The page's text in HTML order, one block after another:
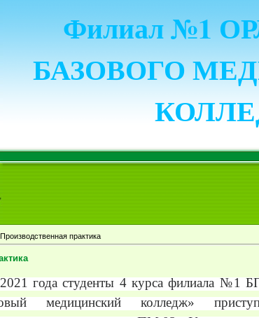
Филиал №1
БАЗОВОГО
практика
года студенты 4 курса филиала №1
медицинский колледж»